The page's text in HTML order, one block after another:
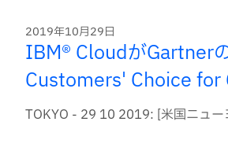
2019年10月29日
IBM® CloudがGartner
Customers' Choice
TOKYO - 29 10 2019: [米国ニュ